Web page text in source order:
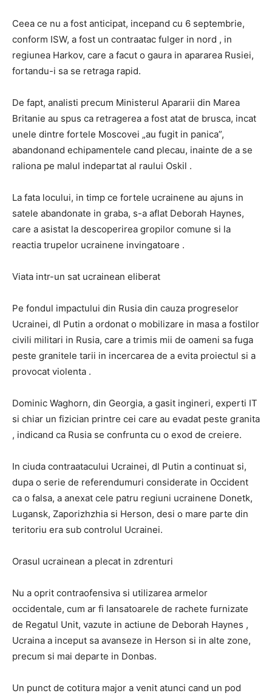
Ceea ce nu a fost anticipat, incepand cu 6 septembrie,
conform ISW, a fost un contraatac fulger in nord , in
regiunea Harkov, care a facut o gaura in apararea Rusiei,
fortandu-i sa se retraga rapid.
De fapt, analisti precum Ministerul Apararii din Marea
Britanie au spus ca retragerea a fost atat de brusca, incat
unele dintre fortele Moscovei „au fugit in panica”,
abandonand echipamentele cand plecau, inainte de a se
raliona pe malul indepartat al raului Oskil .
La fata locului, in timp ce fortele ucrainene au ajuns in
satele abandonate in graba, s-a aflat Deborah Haynes,
care a asistat la descoperirea gropilor comune si la
reactia trupelor ucrainene invingatoare .
Viata intr-un sat ucrainean eliberat
Pe fondul impactului din Rusia din cauza progreselor
Ucrainei, dl Putin a ordonat o mobilizare in masa a fostilor
civili militari in Rusia, care a trimis mii de oameni sa fuga
peste granitele tarii in incercarea de a evita proiectul si a
provocat violenta .
Dominic Waghorn, din Georgia, a gasit ingineri, experti IT
si chiar un fizician printre cei care au evadat peste granita
, indicand ca Rusia se confrunta cu o exod de creiere.
In ciuda contraatacului Ucrainei, dl Putin a continuat si,
dupa o serie de referendumuri considerate in Occident
ca o falsa, a anexat cele patru regiuni ucrainene Donetk,
Lugansk, Zaporizhzhia si Herson, desi o mare parte din
teritoriu era sub controlul Ucrainei.
Orasul ucrainean a plecat in zdrenturi
Nu a oprit contraofensiva si utilizarea armelor
occidentale, cum ar fi lansatoarele de rachete furnizate
de Regatul Unit, vazute in actiune de Deborah Haynes ,
Ucraina a inceput sa avanseze in Herson si in alte zone,
precum si mai departe in Donbas.
Un punct de cotitura major a venit atunci cand un pod